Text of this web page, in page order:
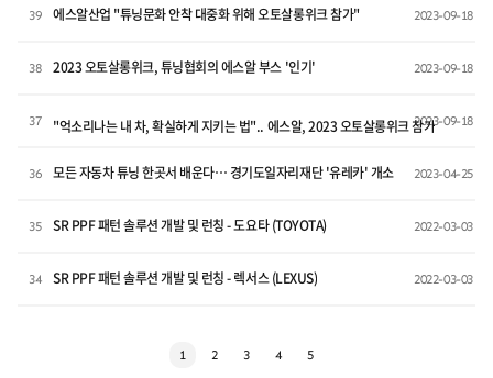
39 에스알산업 "튜닝문화 안착 대중화 위해 오토살롱위크 참가" 2023-09-18
38 2023 오토살롱위크, 튜닝협회의 에스알 부스 '인기' 2023-09-18
37 "억소리나는 내 차, 확실하게 지키는 법".. 에스알, 2023 오토살롱위크 참가2023-09-18
36 모든 자동차 튜닝 한곳서 배운다… 경기도일자리재단 '유레카' 개소 2023-04-25
35 SR PPF 패턴 솔루션 개발 및 런칭 - 도요타 (TOYOTA) 2022-03-03
34 SR PPF 패턴 솔루션 개발 및 런칭 - 렉서스 (LEXUS) 2022-03-03
1 2 3 4 5